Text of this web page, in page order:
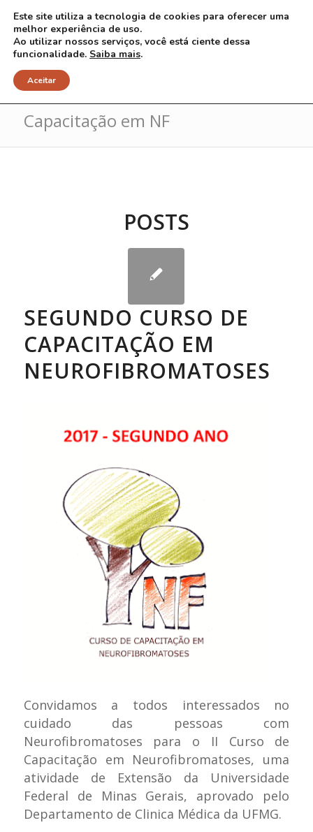
Arquivo para Tag: II Curso
Capacitação em NF
POSTS
SEGUNDO CURSO DE
CAPACITAÇÃO EM
NEUROFIBROMATOSES
Convidamos a todos interessados no
cuidado das pessoas com
Neurofibromatoses para o II Curso de
Capacitação em Neurofibromatoses, uma
atividade de Extensão da Universidade
Federal de Minas Gerais, aprovado pelo
Departamento de Clinica Médica da UFMG.
Este site utiliza a tecnologia de cookies para oferecer uma
melhor experiência de uso.
Ao utilizar nossos serviços, você está ciente dessa
funcionalidade. Saiba mais.
Aceitar